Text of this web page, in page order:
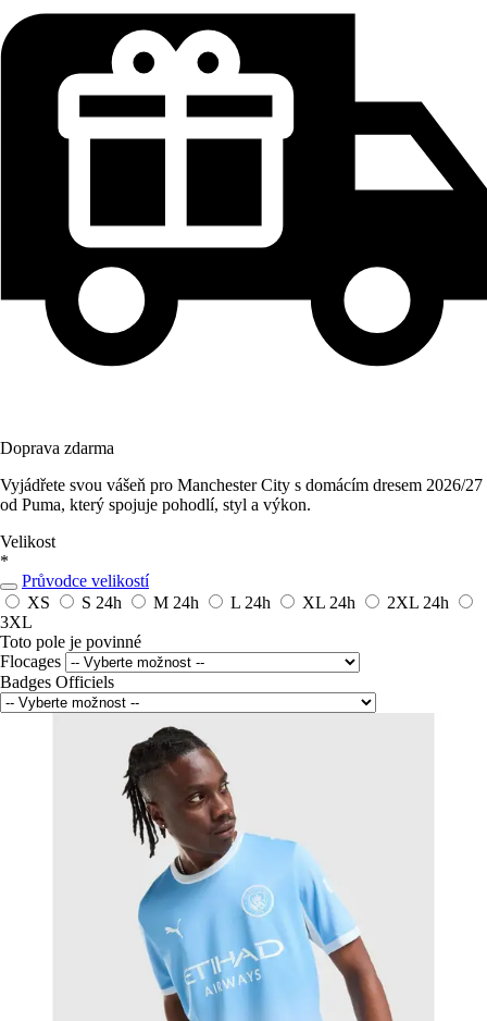
Doprava zdarma
Vyjádřete svou vášeň pro Manchester City s domácím dresem 2026/27
od Puma, který spojuje pohodlí, styl a výkon.
Velikost
*
Průvodce velikostí
XS
S 24h M 24h L 24h XL 24h 2XL 24h
3XL
Toto pole je povinné
Flocages
Badges Officiels